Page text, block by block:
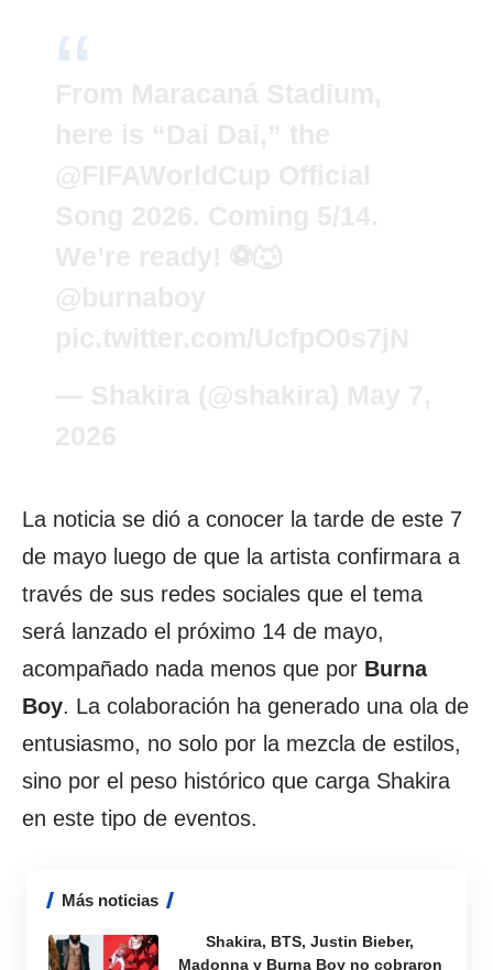
La noticia se dió a conocer la tarde de este 7
de mayo luego de que la artista confirmara a
través de sus redes sociales que el tema
será lanzado el próximo 14 de mayo,
acompañado nada menos que por Burna
Boy. La colaboración ha generado una ola de
entusiasmo, no solo por la mezcla de estilos,
sino por el peso histórico que carga Shakira
en este tipo de eventos.
Más noticias
Shakira, BTS, Justin Bieber,
Madonna y Burna Boy no cobraron